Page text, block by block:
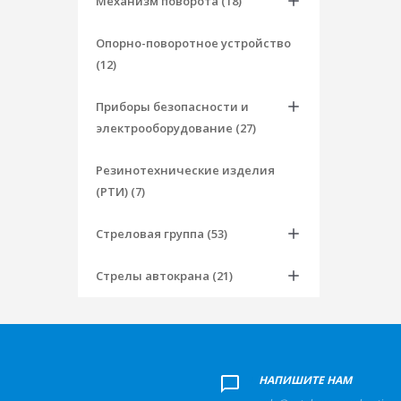
Опорно-поворотное устройство
(12)
Приборы безопасности и
электрооборудование (27)
Резинотехнические изделия
(РТИ) (7)
Стреловая группа (53)
Стрелы автокрана (21)
НАПИШИТЕ НАМ